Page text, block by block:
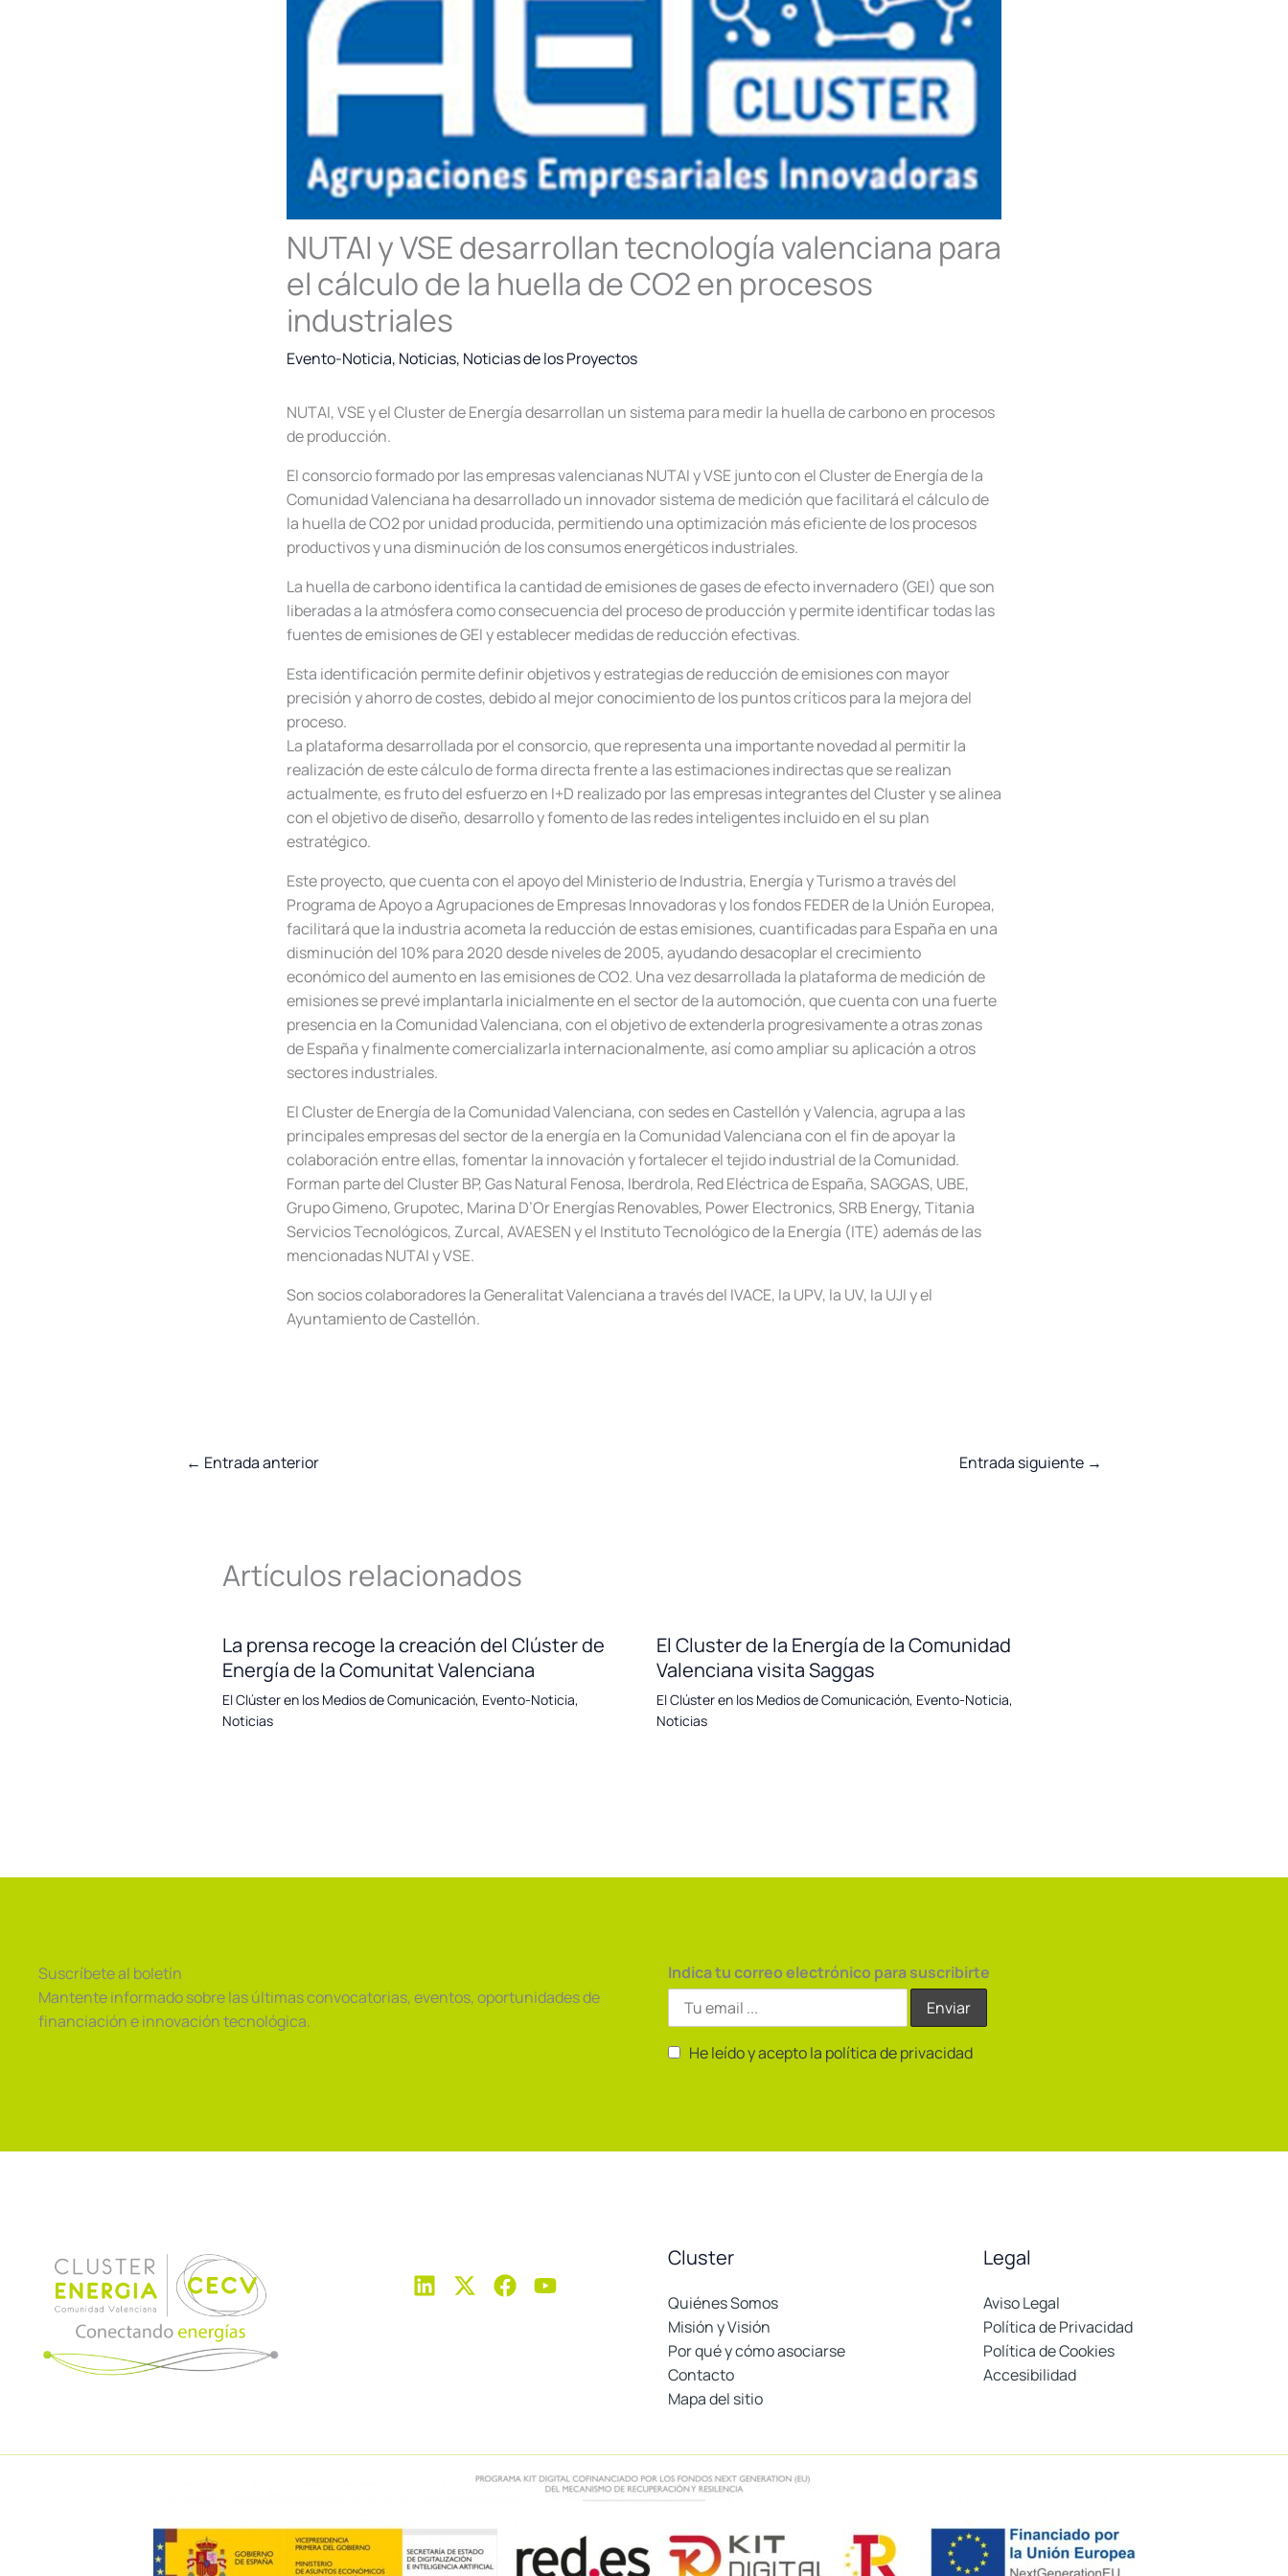
NUTAI y VSE desarrollan tecnología valenciana para
el cálculo de la huella de CO2 en procesos
industriales
Evento-Noticia, Noticias, Noticias de los Proyectos
NUTAI, VSE y el Cluster de Energía desarrollan un sistema para medir la huella de carbono en procesos
de producción.
El consorcio formado por las empresas valencianas NUTAI y VSE junto con el Cluster de Energía de la
Comunidad Valenciana ha desarrollado un innovador sistema de medición que facilitará el cálculo de
la huella de CO2 por unidad producida, permitiendo una optimización más eficiente de los procesos
productivos y una disminución de los consumos energéticos industriales.
La huella de carbono identifica la cantidad de emisiones de gases de efecto invernadero (GEI) que son
liberadas a la atmósfera como consecuencia del proceso de producción y permite identificar todas las
fuentes de emisiones de GEI y establecer medidas de reducción efectivas.
Esta identificación permite definir objetivos y estrategias de reducción de emisiones con mayor
precisión y ahorro de costes, debido al mejor conocimiento de los puntos críticos para la mejora del
proceso.
La plataforma desarrollada por el consorcio, que representa una importante novedad al permitir la
realización de este cálculo de forma directa frente a las estimaciones indirectas que se realizan
actualmente, es fruto del esfuerzo en I+D realizado por las empresas integrantes del Cluster y se alinea
con el objetivo de diseño, desarrollo y fomento de las redes inteligentes incluido en el su plan
estratégico.
Este proyecto, que cuenta con el apoyo del Ministerio de Industria, Energía y Turismo a través del
Programa de Apoyo a Agrupaciones de Empresas Innovadoras y los fondos FEDER de la Unión Europea,
facilitará que la industria acometa la reducción de estas emisiones, cuantificadas para España en una
disminución del 10% para 2020 desde niveles de 2005, ayudando desacoplar el crecimiento
económico del aumento en las emisiones de CO2. Una vez desarrollada la plataforma de medición de
emisiones se prevé implantarla inicialmente en el sector de la automoción, que cuenta con una fuerte
presencia en la Comunidad Valenciana, con el objetivo de extenderla progresivamente a otras zonas
de España y finalmente comercializarla internacionalmente, así como ampliar su aplicación a otros
sectores industriales.
El Cluster de Energía de la Comunidad Valenciana, con sedes en Castellón y Valencia, agrupa a las
principales empresas del sector de la energía en la Comunidad Valenciana con el fin de apoyar la
colaboración entre ellas, fomentar la innovación y fortalecer el tejido industrial de la Comunidad.
Forman parte del Cluster BP, Gas Natural Fenosa, Iberdrola, Red Eléctrica de España, SAGGAS, UBE,
Grupo Gimeno, Grupotec, Marina D’Or Energías Renovables, Power Electronics, SRB Energy, Titania
Servicios Tecnológicos, Zurcal, AVAESEN y el Instituto Tecnológico de la Energía (ITE) además de las
mencionadas NUTAI y VSE.
Son socios colaboradores la Generalitat Valenciana a través del IVACE, la UPV, la UV, la UJI y el
Ayuntamiento de Castellón.
← Entrada anterior Entrada siguiente →
Artículos relacionados
La prensa recoge la creación del Clúster de
Energía de la Comunitat Valenciana
El Clúster en los Medios de Comunicación, Evento-Noticia,
Noticias
El Cluster de la Energía de la Comunidad
Valenciana visita Saggas
El Clúster en los Medios de Comunicación, Evento-Noticia,
Noticias
Suscríbete al boletín
Mantente informado sobre las últimas convocatorias, eventos, oportunidades de
financiación e innovación tecnológica.
Indica tu correo electrónico para suscribirte
He leído y acepto la política de privacidad
Cluster
Quiénes Somos
Misión y Visión
Por qué y cómo asociarse
Contacto
Mapa del sitio
Legal
Aviso Legal
Política de Privacidad
Política de Cookies
Accesibilidad